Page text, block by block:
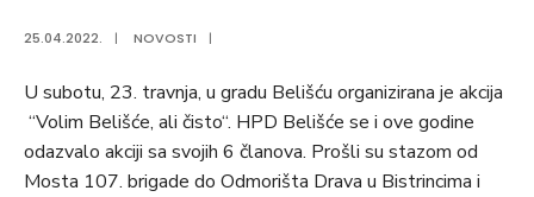
25.04.2022. | NOVOSTI |
U subotu, 23. travnja, u gradu Belišću organizirana je akcija
“Volim Belišće, ali čisto“. HPD Belišće se i ove godine
odazvalo akciji sa svojih 6 članova. Prošli su stazom od
Mosta 107. brigade do Odmorišta Drava u Bistrincima i